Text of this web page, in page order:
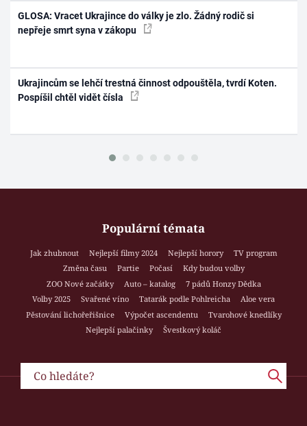
GLOSA: Vracet Ukrajince do války je zlo. Žádný rodič si
nepřeje smrt syna v zákopu
Ukrajincům se lehčí trestná činnost odpouštěla, tvrdí Koten.
Pospíšil chtěl vidět čísla
Populární témata
Jak zhubnout Nejlepší filmy 2024 Nejlepší horory
TV program
Změna času
Partie Počasí
Kdy budou volby
ZOO Nové začátky
Auto – katalog
7 pádů Honzy Dědka
Volby 2025
Svařené víno Tatarák podle Pohlreicha
Aloe vera
Pěstování lichořeřišnice
Výpočet ascendentu
Tvarohové knedlíky
Nejlepší palačinky
Švestkový koláč